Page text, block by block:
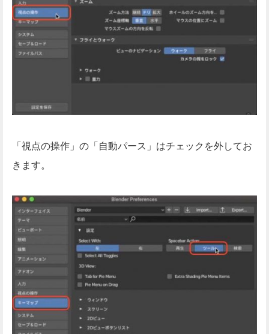
「視点の操作」の「自動パース」はチェックを外してお
きます。